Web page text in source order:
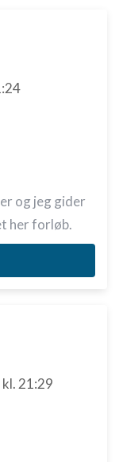
og jeg gider
her forløb.
kl. 21:29